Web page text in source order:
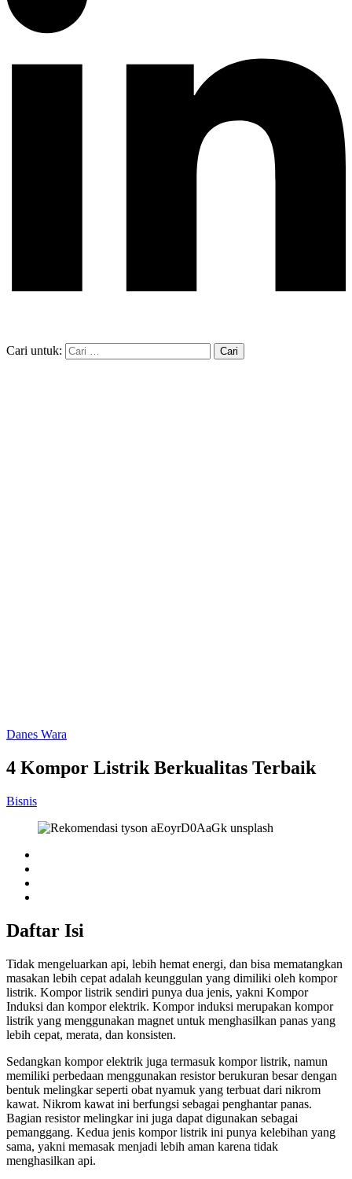
Cari untuk:
Danes Wara
4 Kompor Listrik Berkualitas Terbaik
Bisnis
Daftar Isi
Tidak mengeluarkan api, lebih hemat energi, dan bisa mematangkan
masakan lebih cepat adalah keunggulan yang dimiliki oleh kompor
listrik. Kompor listrik sendiri punya dua jenis, yakni Kompor
Induksi dan kompor elektrik. Kompor induksi merupakan kompor
listrik yang menggunakan magnet untuk menghasilkan panas yang
lebih cepat, merata, dan konsisten.
Sedangkan kompor elektrik juga termasuk kompor listrik, namun
memiliki perbedaan menggunakan resistor berukuran besar dengan
bentuk melingkar seperti obat nyamuk yang terbuat dari nikrom
kawat. Nikrom kawat ini berfungsi sebagai penghantar panas.
Bagian resistor melingkar ini juga dapat digunakan sebagai
pemanggang. Kedua jenis kompor listrik ini punya kelebihan yang
sama, yakni memasak menjadi lebih aman karena tidak
menghasilkan api.